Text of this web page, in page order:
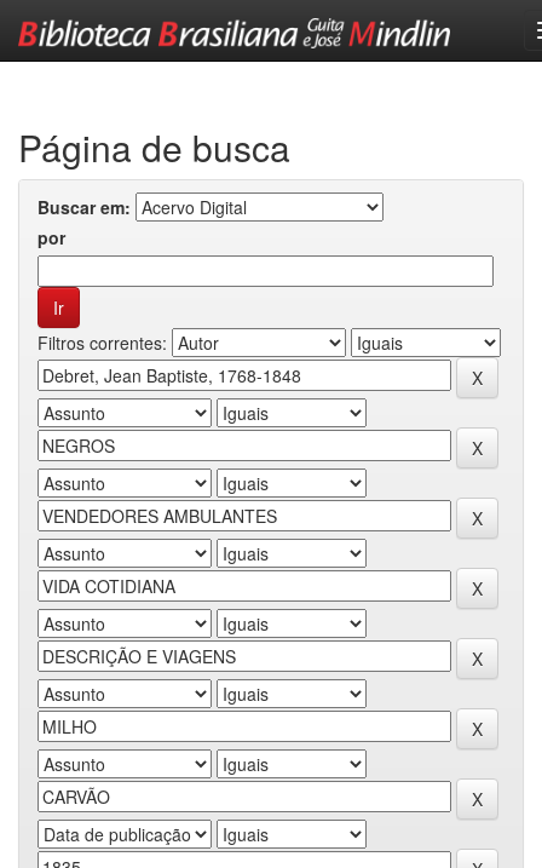
Página de busca
Buscar em:
por
Filtros correntes: